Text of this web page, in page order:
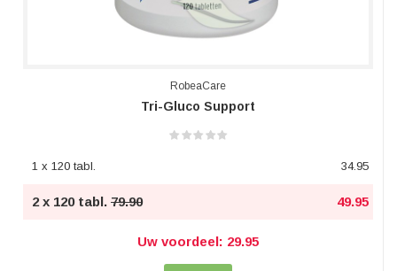
RobeaCare
Tri-Gluco Support
1 x 120 tabl. 34.95
2 x 120 tabl. 79.90 49.95
Uw voordeel: 29.95